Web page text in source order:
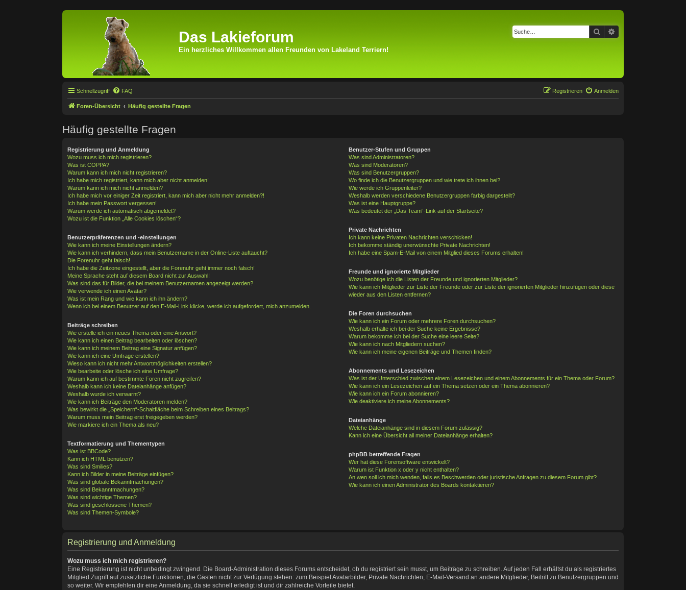
Das Lakieforum
Ein herzliches Willkommen allen Freunden von Lakeland Terriern!
Suche
Schnellzugriff FAQ Anmelden
Registrieren
Foren-Übersicht Häufig gestellte Fragen
Häufig gestellte Fragen
Registrierung und Anmeldung
Wozu muss ich mich registrieren?
Was ist COPPA?
Warum kann ich mich nicht registrieren?
Ich habe mich registriert, kann mich aber nicht anmelden!
Warum kann ich mich nicht anmelden?
Ich habe mich vor einiger Zeit registriert, kann mich aber nicht mehr anmelden?!
Ich habe mein Passwort vergessen!
Warum werde ich automatisch abgemeldet?
Wozu ist die Funktion „Alle Cookies löschen“?
Benutzerpräferenzen und -einstellungen
Wie kann ich meine Einstellungen ändern?
Wie kann ich verhindern, dass mein Benutzername in der Online-Liste auftaucht?
Die Forenuhr geht falsch!
Ich habe die Zeitzone eingestellt, aber die Forenuhr geht immer noch falsch!
Meine Sprache steht auf diesem Board nicht zur Auswahl!
Was sind das für Bilder, die bei meinem Benutzernamen angezeigt werden?
Wie verwende ich einen Avatar?
Was ist mein Rang und wie kann ich ihn ändern?
Wenn ich bei einem Benutzer auf den E-Mail-Link klicke, werde ich aufgefordert, mich anzumelden.
Beiträge schreiben
Wie erstelle ich ein neues Thema oder eine Antwort?
Wie kann ich einen Beitrag bearbeiten oder löschen?
Wie kann ich meinem Beitrag eine Signatur anfügen?
Wie kann ich eine Umfrage erstellen?
Wieso kann ich nicht mehr Antwortmöglichkeiten erstellen?
Wie bearbeite oder lösche ich eine Umfrage?
Warum kann ich auf bestimmte Foren nicht zugreifen?
Weshalb kann ich keine Dateianhänge anfügen?
Weshalb wurde ich verwarnt?
Wie kann ich Beiträge den Moderatoren melden?
Was bewirkt die „Speichern“-Schaltfläche beim Schreiben eines Beitrags?
Warum muss mein Beitrag erst freigegeben werden?
Wie markiere ich ein Thema als neu?
Textformatierung und Thementypen
Was ist BBCode?
Kann ich HTML benutzen?
Was sind Smilies?
Kann ich Bilder in meine Beiträge einfügen?
Was sind globale Bekanntmachungen?
Was sind Bekanntmachungen?
Was sind wichtige Themen?
Was sind geschlossene Themen?
Was sind Themen-Symbole?
Benutzer-Stufen und Gruppen
Was sind Administratoren?
Was sind Moderatoren?
Was sind Benutzergruppen?
Wo finde ich die Benutzergruppen und wie trete ich ihnen bei?
Wie werde ich Gruppenleiter?
Weshalb werden verschiedene Benutzergruppen farbig dargestellt?
Was ist eine Hauptgruppe?
Was bedeutet der „Das Team“-Link auf der Startseite?
Private Nachrichten
Ich kann keine Privaten Nachrichten verschicken!
Ich bekomme ständig unerwünschte Private Nachrichten!
Ich habe eine Spam-E-Mail von einem Mitglied dieses Forums erhalten!
Freunde und ignorierte Mitglieder
Wozu benötige ich die Listen der Freunde und ignorierten Mitglieder?
Wie kann ich Mitglieder zur Liste der Freunde oder zur Liste der ignorierten Mitglieder hinzufügen oder diese
wieder aus den Listen entfernen?
Die Foren durchsuchen
Wie kann ich ein Forum oder mehrere Foren durchsuchen?
Weshalb erhalte ich bei der Suche keine Ergebnisse?
Warum bekomme ich bei der Suche eine leere Seite?
Wie kann ich nach Mitgliedern suchen?
Wie kann ich meine eigenen Beiträge und Themen finden?
Abonnements und Lesezeichen
Was ist der Unterschied zwischen einem Lesezeichen und einem Abonnements für ein Thema oder Forum?
Wie kann ich ein Lesezeichen auf ein Thema setzen oder ein Thema abonnieren?
Wie kann ich ein Forum abonnieren?
Wie deaktiviere ich meine Abonnements?
Dateianhänge
Welche Dateianhänge sind in diesem Forum zulässig?
Kann ich eine Übersicht all meiner Dateianhänge erhalten?
phpBB betreffende Fragen
Wer hat diese Forensoftware entwickelt?
Warum ist Funktion x oder y nicht enthalten?
An wen soll ich mich wenden, falls es Beschwerden oder juristische Anfragen zu diesem Forum gibt?
Wie kann ich einen Administrator des Boards kontaktieren?
Registrierung und Anmeldung
Wozu muss ich mich registrieren?
Eine Registrierung ist nicht unbedingt zwingend. Die Board-Administration dieses Forums entscheidet, ob du registriert sein musst, um Beiträge zu schreiben. Auf jeden Fall erhältst du als registriertes
Mitglied Zugriff auf zusätzliche Funktionen, die Gästen nicht zur Verfügung stehen: zum Beispiel Avatarbilder, Private Nachrichten, E-Mail-Versand an andere Mitglieder, Beitritt zu Benutzergruppen und
so weiter. Wir empfehlen dir eine Anmeldung, da sie schnell erledigt ist und dir zahlreiche Vorteile bietet.